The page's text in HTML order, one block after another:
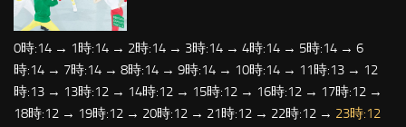
0時:14 → 1時:14 → 2時:14 → 3時:14 → 4時:14 → 5時:14 → 6
時:14 → 7時:14 → 8時:14 → 9時:14 → 10時:14 → 11時:13 → 12
時:13 → 13時:12 → 14時:12 → 15時:12 → 16時:12 → 17時:12 →
18時:12 → 19時:12 → 20時:12 → 21時:12 → 22時:12 → 23時:12